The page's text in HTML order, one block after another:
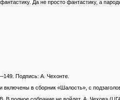
Да не просто фантастику, а
Подпись: А. Чехонте.
в сборник «Шалость», с